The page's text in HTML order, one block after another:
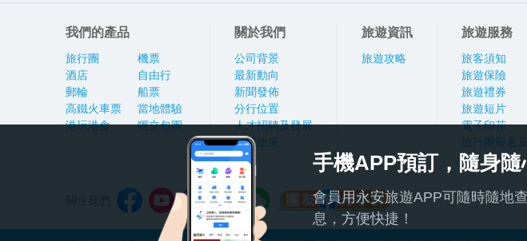
我們的產品
旅行團
酒店
郵輪
高鐵火車票
港玩港食
機票
自由行
船票
當地體驗
獨立包團
關於我們
公司背景
最新動向
新聞發佈
分行位置
人才招聘及發展
私隱政策
旅遊資訊
旅遊攻略
旅遊服務
旅客須知
旅遊保險
旅遊禮券
旅遊短片
電子印花
旅行團報名
手機APP預訂，隨身隨
會員用永安旅遊APP可隨時隨地
息，方便快捷！